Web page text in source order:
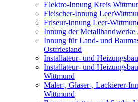
Elektro-Innung Kreis
Fleischer-Innung
Friseur-Innung Leer-
Innung der
Innung für Land- und
Ostfriesland
Installateur- und
Installateur- und
Wittmund
Maler-, Glaser-, Lackierer-
Wittmund